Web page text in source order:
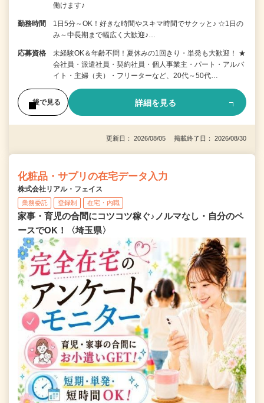
働けます♪
勤務時間
1日5分～OK！好きな時間やスキマ時間でサクッと♪ ☆1日の
み～中長期まで幅広く大歓迎♪…
応募資格
未経験OK＆年齢不問！夏休みの1回きり・単発も大歓迎！ ★
会社員・派遣社員・契約社員・個人事業主・パート・アルバ
イト・主婦（夫）・フリーターなど、20代～50代…
後で見る 詳細を見る
更新日： 2026/08/05 掲載終了日： 2026/08/30
化粧品・サプリの在宅データ入力
株式会社リアル・フェイス
業務委託 登録制 在宅・内職
家事・育児の合間にコツコツ稼ぐ♪ノルマなし・自分のペ
ースでOK！〈埼玉県〉